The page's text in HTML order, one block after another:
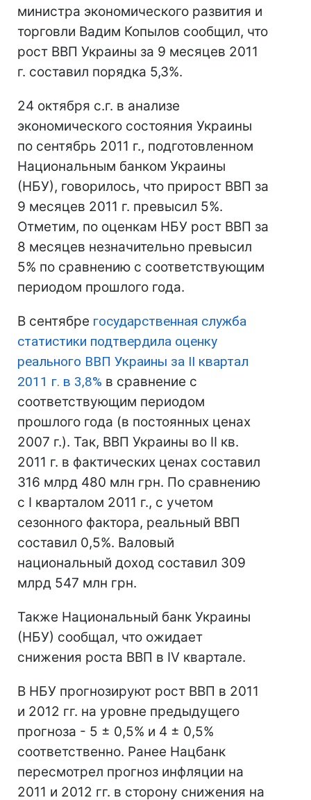
министра экономического развития и
торговли Вадим Копылов сообщил, что
рост ВВП Украины за 9 месяцев 2011
г. составил порядка 5,3%.
24 октября с.г. в анализе
экономического состояния Украины
по сентябрь 2011 г., подготовленном
Национальным банком Украины
(НБУ), говорилось, что прирост ВВП за
9 месяцев 2011 г. превысил 5%.
Отметим, по оценкам НБУ рост ВВП за
8 месяцев незначительно превысил
5% по сравнению с соответствующим
периодом прошлого года.
В сентябре государственная служба
статистики подтвердила оценку
реального ВВП Украины за II квартал
2011 г. в 3,8% в сравнение с
соответствующим периодом
прошлого года (в постоянных ценах
2007 г.). Так, ВВП Украины во II кв.
2011 г. в фактических ценах составил
316 млрд 480 млн грн. По сравнению
с I кварталом 2011 г., с учетом
сезонного фактора, реальный ВВП
составил 0,5%. Валовый
национальный доход составил 309
млрд 547 млн грн.
Также Национальный банк Украины
(НБУ) сообщал, что ожидает
снижения роста ВВП в IV квартале.
В НБУ прогнозируют рост ВВП в 2011
и 2012 гг. на уровне предыдущего
прогноза - 5 ± 0,5% и 4 ± 0,5%
соответственно. Ранее Нацбанк
пересмотрел прогноз инфляции на
2011 и 2012 гг. в сторону снижения на